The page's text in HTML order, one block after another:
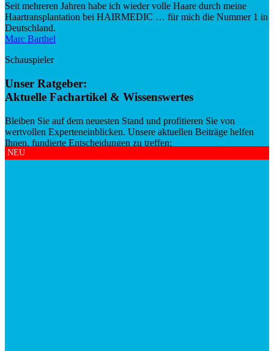
Seit mehreren Jahren habe ich wieder volle Haare durch meine
Haartransplantation bei HAIRMEDIC … für mich die Nummer 1 in
Deutschland.
Marc Barthel
Schauspieler
Unser Ratgeber:
Aktuelle Fachartikel & Wissenswertes
Bleiben Sie auf dem neuesten Stand und profitieren Sie von
wertvollen Experteneinblicken. Unsere aktuellen Beiträge helfen
Ihnen, fundierte Entscheidungen zu treffen:
NEU